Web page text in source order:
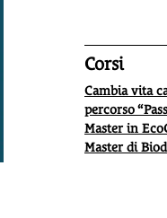
Corsi
Cambia vita
percorso
Master in
Master di